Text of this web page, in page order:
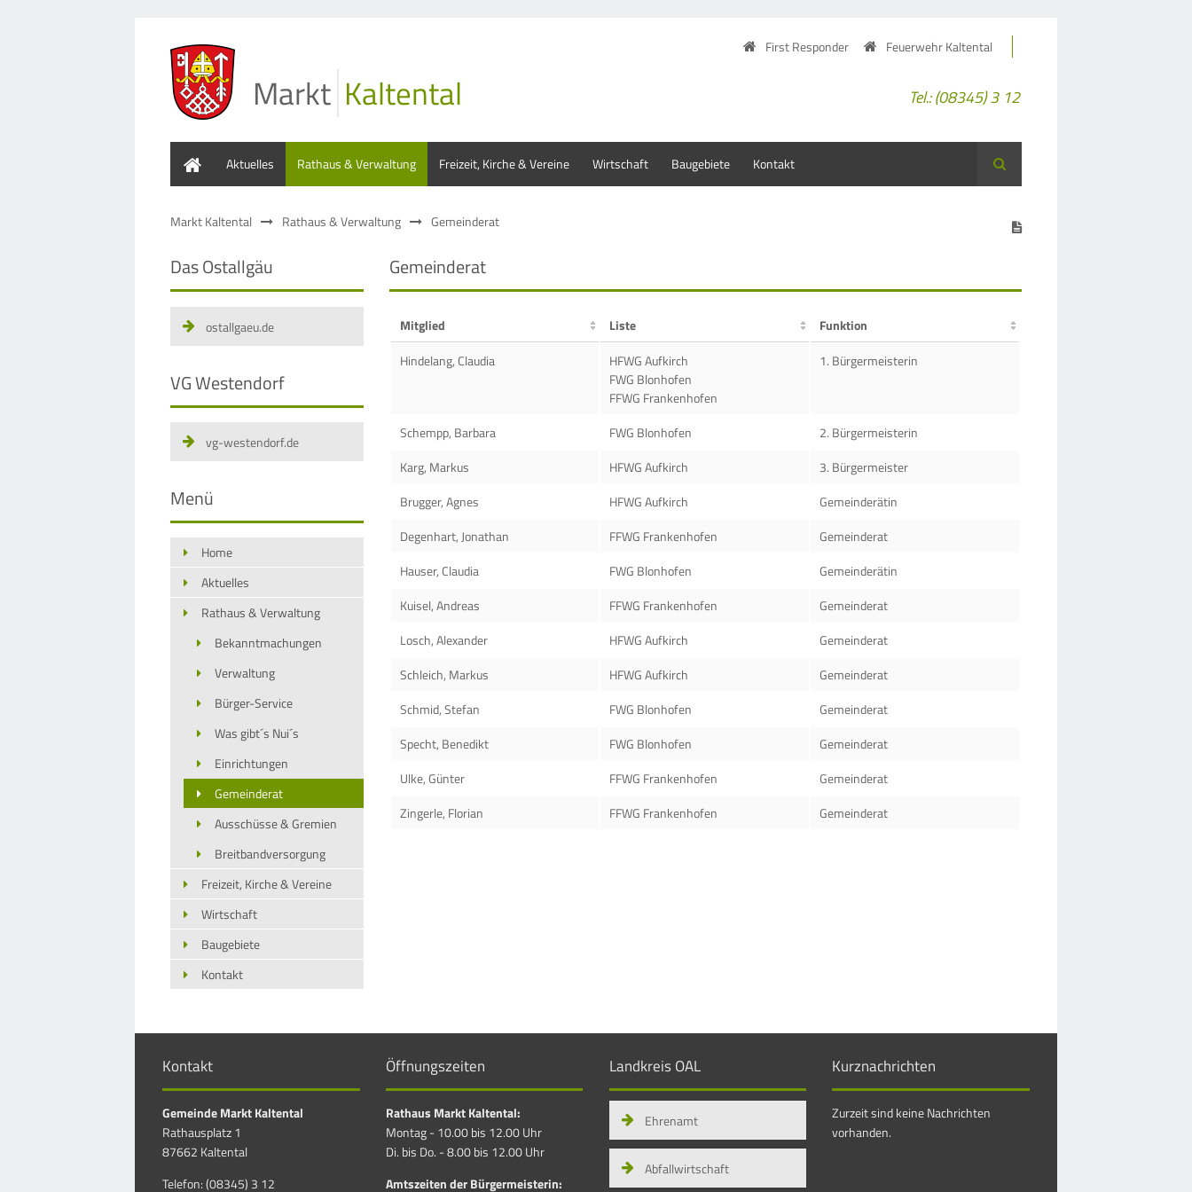
Markt Kaltental
First Responder Feuerwehr Kaltental
Tel.: (08345) 3 12
Aktuelles Rathaus & Verwaltung Freizeit, Kirche & Vereine Wirtschaft Baugebiete Kontakt Suche
Markt Kaltental Rathaus & Verwaltung Gemeinderat
Gemeinderat
Mitglied Liste
Funktion
Hindelang, Claudia
HFWG Aufkirch
FWG Blonhofen
FFWG Frankenhofen
1. Bürgermeisterin
Schempp, Barbara FWG Blonhofen
2. Bürgermeisterin
Karg, Markus
HFWG Aufkirch
3. Bürgermeister
Brugger, Agnes
HFWG Aufkirch
Gemeinderätin
Degenhart, Jonathan
FFWG Frankenhofen
Gemeinderat
Hauser, Claudia
FWG Blonhofen
Gemeinderätin
Kuisel, Andreas
FFWG Frankenhofen
Gemeinderat
Losch, Alexander
HFWG Aufkirch
Gemeinderat
Schleich, Markus
HFWG Aufkirch
Gemeinderat
Schmid, Stefan
FWG Blonhofen
Gemeinderat
Specht, Benedikt
FWG Blonhofen
Gemeinderat
Ulke, Günter
FFWG Frankenhofen
Gemeinderat
Zingerle, Florian
FFWG Frankenhofen Gemeinderat
Das Ostallgäu
ostallgaeu.de
VG Westendorf
vg-westendorf.de
Menü
Home
Aktuelles
Rathaus & Verwaltung
Bekanntmachungen
Verwaltung
Bürger-Service
Was gibt´s Nui´s
Einrichtungen
Gemeinderat
Ausschüsse & Gremien
Breitbandversorgung
Freizeit, Kirche & Vereine
Wirtschaft
Baugebiete
Kontakt
Kontakt
Gemeinde Markt Kaltental
Rathausplatz 1
87662 Kaltental
Telefon: (08345) 3 12
Öffnungszeiten
Rathaus Markt Kaltental:
Montag - 10.00 bis 12.00 Uhr
Di. bis Do. - 8.00 bis 12.00 Uhr
Amtszeiten der Bürgermeisterin:
Landkreis OAL
Ehrenamt
Abfallwirtschaft
Kurznachrichten
Zurzeit sind keine Nachrichten
vorhanden.